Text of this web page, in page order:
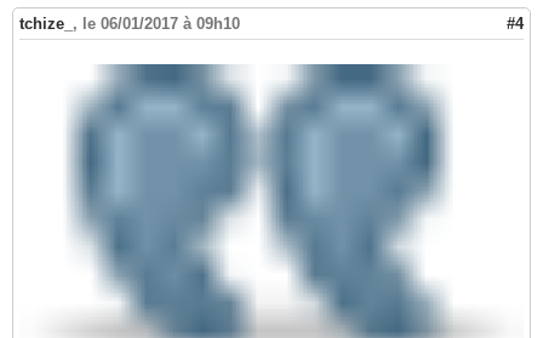
tchize_ , le 06/01/2017 à 09h10 #4